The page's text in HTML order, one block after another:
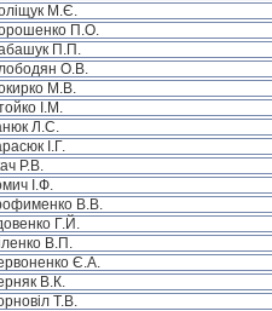
М.Є.
П.О.
П.П.
О.В.
М.В.
І.М.
Л.С.
І.Г.
Р.В.
І.Ф.
В.В.
Г.Й.
В.П.
Є.А.
В.К.
Т.В.